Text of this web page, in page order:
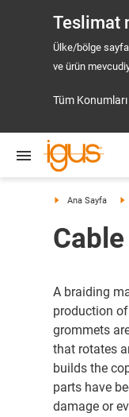
Teslimat
Ülke/bölge
ve ürün
Tüm
Ana Sayfa
A braiding
production
grommets
that rotates
builds the
parts have
damage or